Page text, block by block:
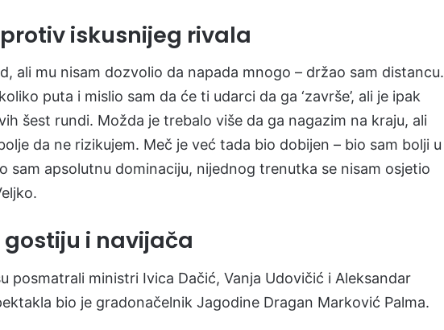
iskusnijeg rivala
ali mu nisam dozvolio da napada mnogo – držao sam distancu.
puta i mislio sam da će ti udarci da ga ‘završe’, ali je ipak
šest rundi. Možda je trebalo više da ga nagazim na kraju, ali
da ne rizikujem. Meč je već tada bio dobijen – bio sam bolji u
sam apsolutnu dominaciju, nijednog trenutka se nisam osjetio
gostiju i navijača
posmatrali ministri Ivica Dačić, Vanja Udovičić i Aleksandar
bio je gradonačelnik Jagodine Dragan Marković Palma.